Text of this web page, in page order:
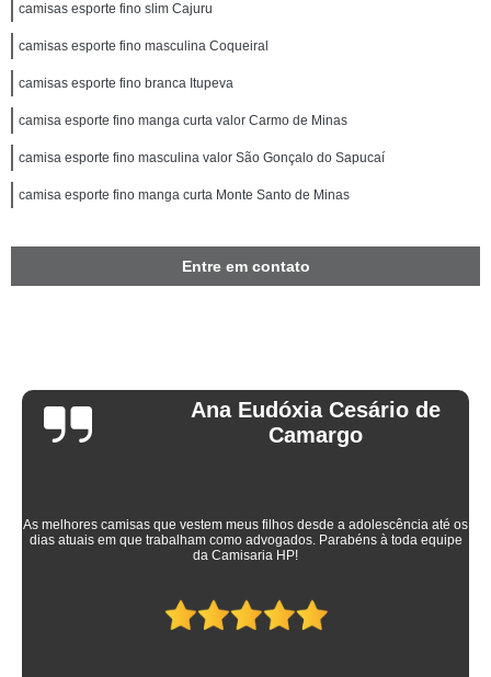
camisas esporte fino slim Cajuru
camisas esporte fino masculina Coqueiral
camisas esporte fino branca Itupeva
camisa esporte fino manga curta valor Carmo de Minas
camisa esporte fino masculina valor São Gonçalo do Sapucaí
camisa esporte fino manga curta Monte Santo de Minas
Entre em contato
Ana Eudóxia Cesário de
Camargo
As melhores camisas que vestem meus filhos desde a adolescência até os
dias atuais em que trabalham como advogados. Parabéns à toda equipe
da Camisaria HP!